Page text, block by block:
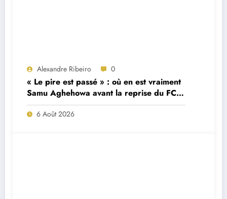
Alexandre Ribeiro 0
« Le pire est passé » : où en est vraiment
Samu Aghehowa avant la reprise du FC
Porto ?
6 Août 2026